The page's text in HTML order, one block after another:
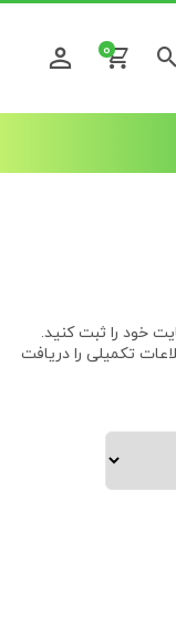
0
خود را ثبت کنید.
تکمیلی را دریافت